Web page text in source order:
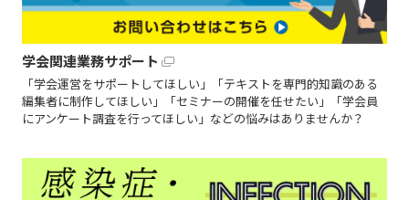
学会関連業務サポート
「学会運営をサポートしてほしい」「テキストを専門的知識のある
編集者に制作してほしい」「セミナーの開催を任せたい」「学会員
にアンケート調査を行ってほしい」などの悩みはありませんか？